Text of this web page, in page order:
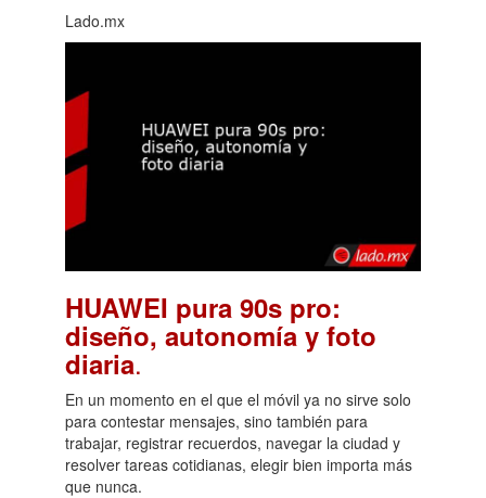
Lado.mx
HUAWEI pura 90s pro:
diseño, autonomía y foto
diaria.
En un momento en el que el móvil ya no sirve solo
para contestar mensajes, sino también para
trabajar, registrar recuerdos, navegar la ciudad y
resolver tareas cotidianas, elegir bien importa más
que nunca.